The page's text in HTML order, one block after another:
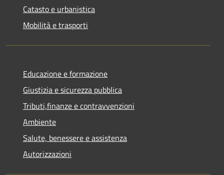
Catasto e urbanistica
Mobilità e trasporti
Educazione e formazione
Giustizia e sicurezza pubblica
Tributi,finanze e contravvenzioni
Ambiente
Salute, benessere e assistenza
Autorizzazioni